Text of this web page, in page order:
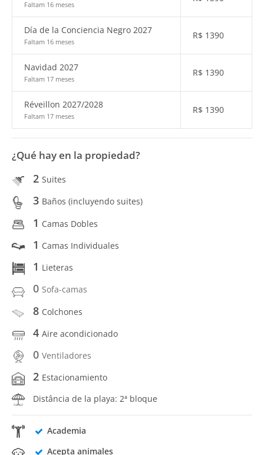
Faltam 16 meses
Día de la Conciencia Negro 2027
Faltam 16 meses
R$ 1390
Navidad 2027
Faltam 17 meses
R$ 1390
Réveillon 2027/2028
Faltam 17 meses
R$ 1390
¿Qué hay en la propiedad?
2 Suites
3 Baños (incluyendo suites)
1 Camas Dobles
1 Camas Individuales
1 Lieteras
0 Sofa-camas
8 Colchones
4 Aire acondicionado
0 Ventiladores
2 Estacionamiento
Distância de la playa: 2ª bloque
Academia
Acepta animales